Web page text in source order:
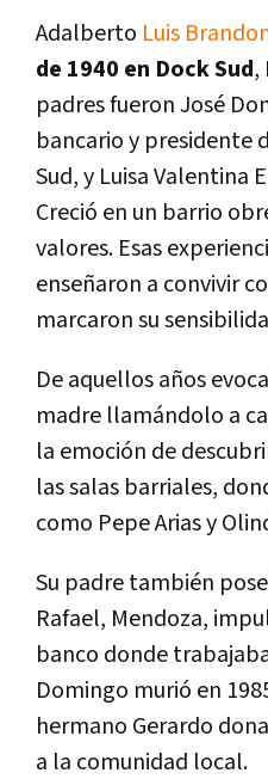
Adalberto Luis
de 1940 en Dock Sud,
padres fueron José
bancario y presidente
Sud, y Luisa Valentina
Creció en un barrio
valores. Esas
enseñaron a convivir
marcaron su
De aquellos años
madre llamándolo a
la emoción de
las salas barriales,
como Pepe Arias y
Su padre también
Rafael, Mendoza,
banco donde
Domingo murió en
hermano Gerardo
a la comunidad local.